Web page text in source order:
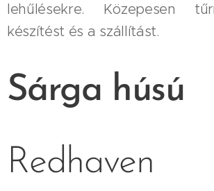
lehűlésekre. Közepesen
készítést és a szállítást.
Sárga húsú
Redhaven